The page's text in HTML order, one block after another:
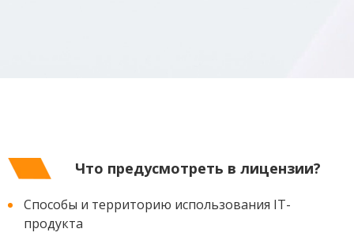
Что предусмотреть в лицензии?
Способы и территорию использования IT-
продукта